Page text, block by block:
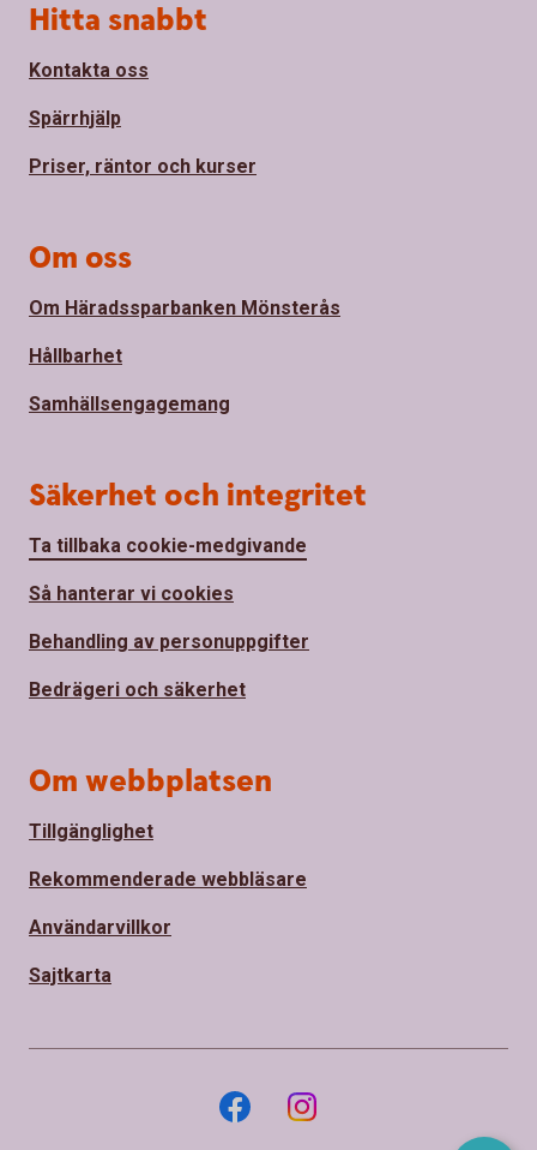
Sidfot
Hitta snabbt
Kontakta oss
Spärrhjälp
Priser, räntor och kurser
Om oss
Om Häradssparbanken Mönsterås
Hållbarhet
Samhällsengagemang
Säkerhet och integritet
Ta tillbaka cookie-medgivande
Så hanterar vi cookies
Behandling av personuppgifter
Bedrägeri och säkerhet
Om webbplatsen
Tillgänglighet
Rekommenderade webbläsare
Användarvillkor
Sajtkarta